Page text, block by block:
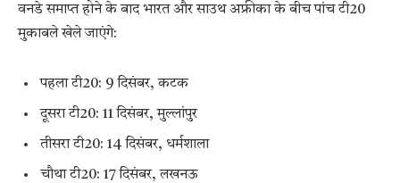
वनडे समाप्त होने के बाद भारत और साउथ अफ्रीका के बीच पांच टी20
मुकाबले खेले जाएंगे:
पहला टी20: 9 दिसंबर, कटक
दूसरा टी20: 11 दिसंबर, मुल्लांपुर
तीसरा टी20: 14 दिसंबर, धर्मशाला
चौथा टी20: 17 दिसंबर, लखनऊ